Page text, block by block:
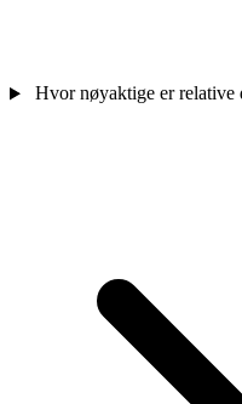
Hvor nøyaktige er relative